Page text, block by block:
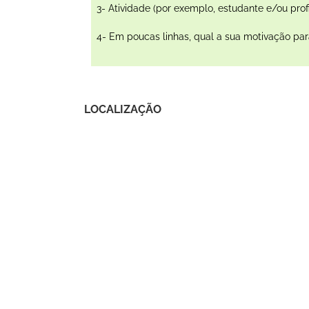
3- Atividade (por exemplo, estudante e/ou
4- Em poucas linhas, qual a sua motivação
LOCALIZAÇÃO